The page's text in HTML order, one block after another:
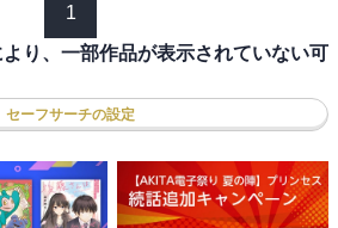
1
り、一部作品が表示されていない可
セーフサーチの設定